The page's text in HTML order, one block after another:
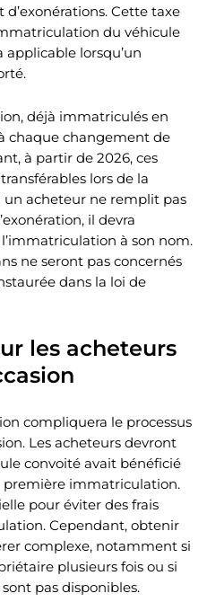
Cette taxe
du véhicule
applicable lorsqu’un
déjà immatriculés en
chaque changement de
à partir de 2026, ces
lors de la
un acheteur ne remplit pas
il devra
à son nom.
ne seront pas concernés
dans la loi de
les acheteurs
compliquera le processus
Les acheteurs devront
convoité avait bénéficié
première immatriculation.
pour éviter des frais
Cependant, obtenir
complexe, notamment si
plusieurs fois ou si
pas disponibles.